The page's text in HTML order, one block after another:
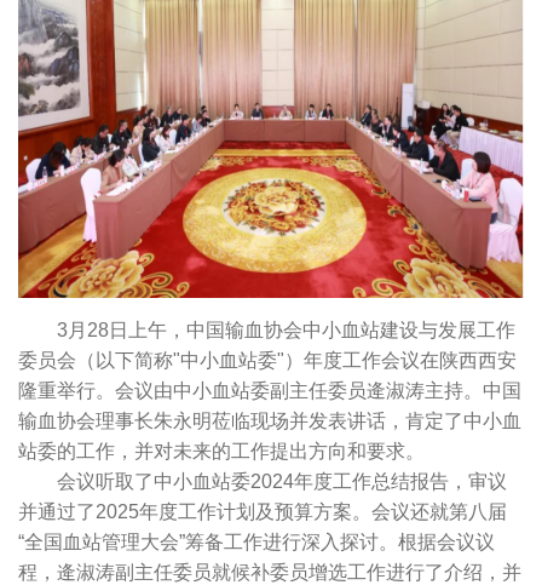
3月28日上午，中国输血协会中小血站建设与发展工作
委员会（以下简称"中小血站委"）年度工作会议在陕西西安
隆重举行。会议由中小血站委副主任委员逄淑涛主持。中国
输血协会理事长朱永明莅临现场并发表讲话，肯定了中小血
站委的工作，并对未来的工作提出方向和要求。
会议听取了中小血站委2024年度工作总结报告，审议
并通过了2025年度工作计划及预算方案。会议还就第八届
“全国血站管理大会”筹备工作进行深入探讨。根据会议议
程，逄淑涛副主任委员就候补委员增选工作进行了介绍，并